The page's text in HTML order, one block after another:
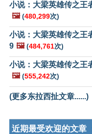
小说：大梁英雄传之王
🖼️ (480,299次)
小说：大梁英雄传之王
9 🖼️ (484,761次)
小说：大梁英雄传之王
🖼️ (555,242次)
(更多东拉西扯文章......)
近期最受欢迎的文章